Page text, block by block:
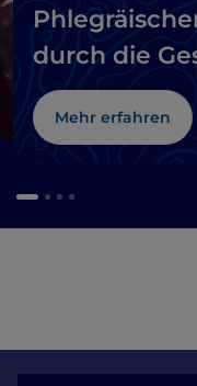
durch die
Meer
Mehr erfahren